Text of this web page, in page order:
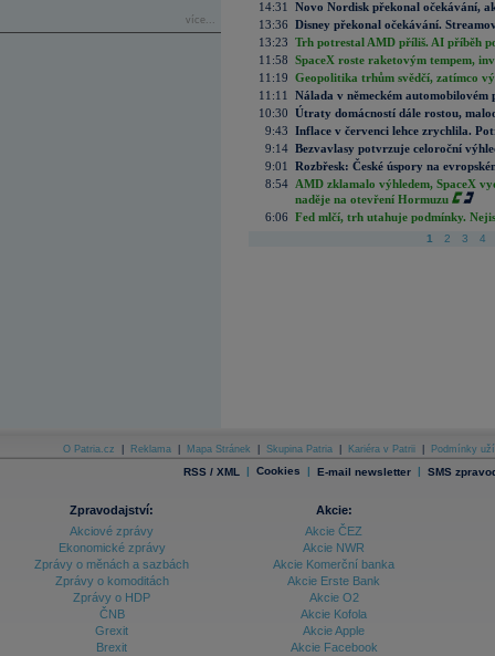
více...
14:31
Novo Nordisk překonal očekávání,
13:36 Disney překonal očekávání.
13:23 Trh potrestal AMD příliš. AI příběh
11:58 SpaceX roste raketovým tempem,
11:19 Geopolitika trhům svědčí, zatímco
11:11
Nálada v německém automobilovém
10:30 Útraty domácností dále rostou,
9:43 Inflace v červenci lehce zrychlila.
9:14 Bezvavlasy potvrzuje celoroční
9:01
Rozbřesk: České úspory na
8:54 AMD zklamalo výhledem, SpaceX
naděje na otevření Hormuzu
6:06 Fed mlčí, trh utahuje podmínky.
1 2 3 4
O Patria.cz Reklama Mapa Stránek Skupina Patria Kariéra v Patrii Podmínky
RSS / XML | Cookies | E-mail newsletter | SMS
Zpravodajství:
Akciové zprávy
Ekonomické zprávy
Zprávy o měnách a sazbách
Zprávy o komoditách
Zprávy o HDP
ČNB
Grexit
Brexit
Akcie:
Akcie ČEZ
Akcie NWR
Akcie Komerční banka
Akcie Erste Bank
Akcie O2
Akcie Kofola
Akcie Apple
Akcie Facebook